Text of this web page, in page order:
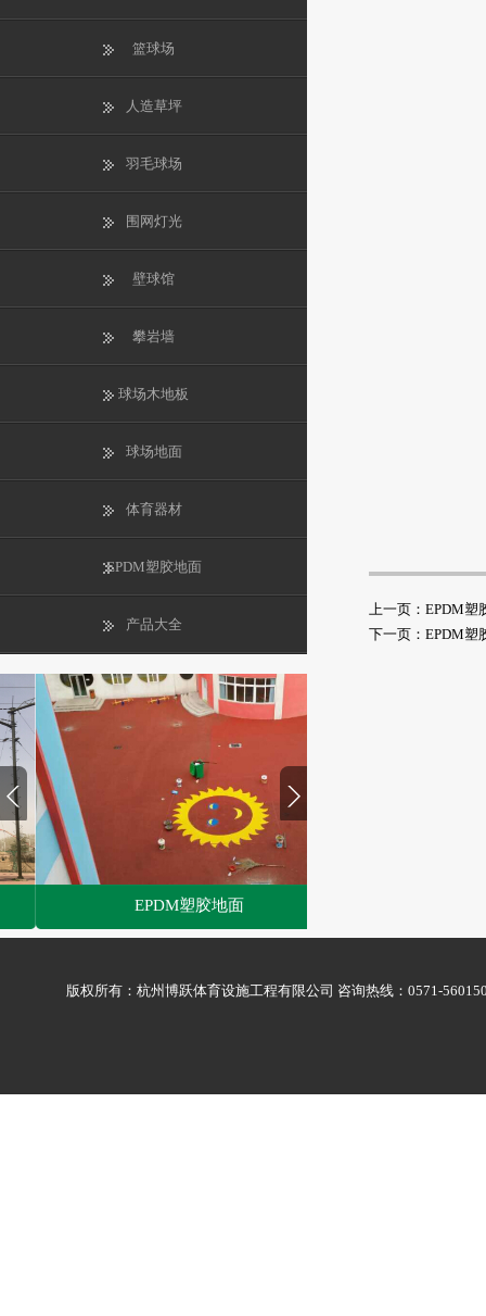
篮球场
人造草坪
羽毛球场
围网灯光
壁球馆
攀岩墙
球场木地板
球场地面
体育器材
EPDM塑胶地面
产品大全
EPDM塑胶地面
1
上一页： EPDM塑
下一页： EPDM塑
版权所有：杭州博跃体育设施工程有限公司 咨询热线：0571-